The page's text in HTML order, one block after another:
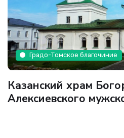
Градо-Томское благочиние
Казанский храм
Алексиевского